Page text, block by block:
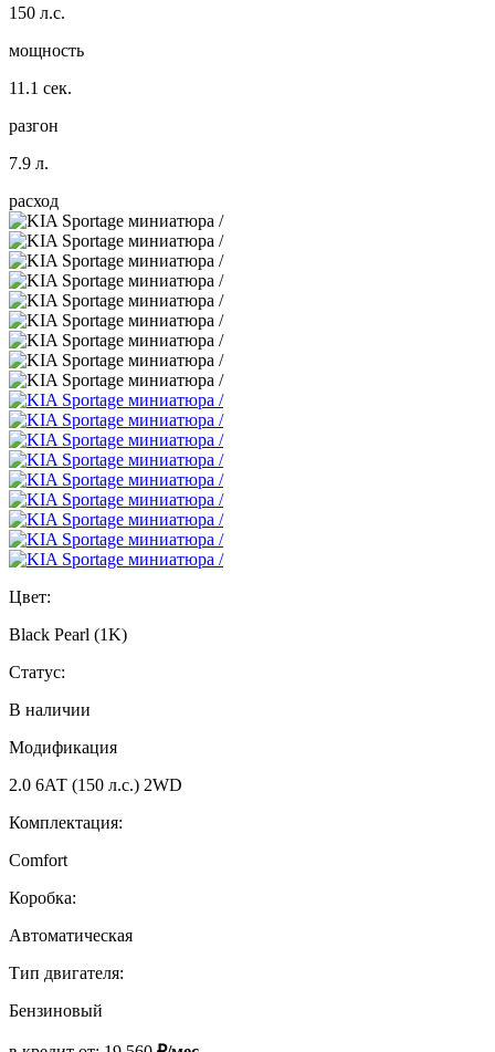
150 л.с.
мощность
11.1 сек.
разгон
7.9 л.
расход
Цвет:
Black Pearl (1K)
Статус:
В наличии
Модификация
2.0 6АТ (150 л.с.) 2WD
Комплектация:
Comfort
Коробка:
Автоматическая
Тип двигателя:
Бензиновый